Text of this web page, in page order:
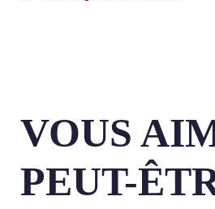
VOUS
PEUT-